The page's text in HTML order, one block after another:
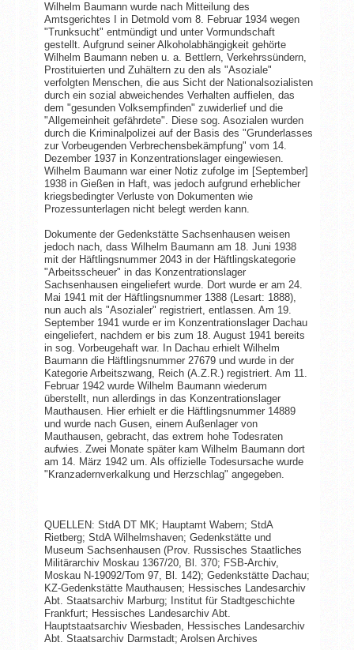
Wilhelm Baumann wurde nach Mitteilung des
Amtsgerichtes I in Detmold vom 8. Februar 1934 wegen
"Trunksucht" entmündigt und unter Vormundschaft
gestellt. Aufgrund seiner Alkoholabhängigkeit gehörte
Wilhelm Baumann neben u. a. Bettlern, Verkehrssündern,
Prostituierten und Zuhältern zu den als "Asoziale"
verfolgten Menschen, die aus Sicht der Nationalsozialisten
durch ein sozial abweichendes Verhalten auffielen, das
dem "gesunden Volksempfinden" zuwiderlief und die
"Allgemeinheit gefährdete". Diese sog. Asozialen wurden
durch die Kriminalpolizei auf der Basis des "Grunderlasses
zur Vorbeugenden Verbrechensbekämpfung" vom 14.
Dezember 1937 in Konzentrationslager eingewiesen.
Wilhelm Baumann war einer Notiz zufolge im [September]
1938 in Gießen in Haft, was jedoch aufgrund erheblicher
kriegsbedingter Verluste von Dokumenten wie
Prozessunterlagen nicht belegt werden kann.
Dokumente der Gedenkstätte Sachsenhausen weisen
jedoch nach, dass Wilhelm Baumann am 18. Juni 1938
mit der Häftlingsnummer 2043 in der Häftlingskategorie
"Arbeitsscheuer" in das Konzentrationslager
Sachsenhausen eingeliefert wurde. Dort wurde er am 24.
Mai 1941 mit der Häftlingsnummer 1388 (Lesart: 1888),
nun auch als "Asozialer" registriert, entlassen. Am 19.
September 1941 wurde er im Konzentrationslager Dachau
eingeliefert, nachdem er bis zum 18. August 1941 bereits
in sog. Vorbeugehaft war. In Dachau erhielt Wilhelm
Baumann die Häftlingsnummer 27679 und wurde in der
Kategorie Arbeitszwang, Reich (A.Z.R.) registriert. Am 11.
Februar 1942 wurde Wilhelm Baumann wiederum
überstellt, nun allerdings in das Konzentrationslager
Mauthausen. Hier erhielt er die Häftlingsnummer 14889
und wurde nach Gusen, einem Außenlager von
Mauthausen, gebracht, das extrem hohe Todesraten
aufwies. Zwei Monate später kam Wilhelm Baumann dort
am 14. März 1942 um. Als offizielle Todesursache wurde
"Kranzadernverkalkung und Herzschlag" angegeben.
QUELLEN: StdA DT MK; Hauptamt Wabern; StdA
Rietberg; StdA Wilhelmshaven; Gedenkstätte und
Museum Sachsenhausen (Prov. Russisches Staatliches
Militärarchiv Moskau 1367/20, Bl. 370; FSB-Archiv,
Moskau N-19092/Tom 97, Bl. 142); Gedenkstätte Dachau;
KZ-Gedenkstätte Mauthausen; Hessisches Landesarchiv
Abt. Staatsarchiv Marburg; Institut für Stadtgeschichte
Frankfurt; Hessisches Landesarchiv Abt.
Hauptstaatsarchiv Wiesbaden, Hessisches Landesarchiv
Abt. Staatsarchiv Darmstadt; Arolsen Archives